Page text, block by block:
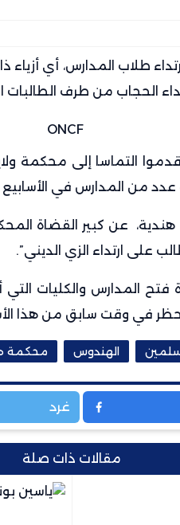
طلاب المدارس، أي أزياء
الحجاب من طرف
التماسا إلى محكمة
من المدارس في الأسابيع
عن كبير القضاة
على ارتداء الزي الديني”.
المدارس والكليات التي
في وقت سابق من هذا
الهندوس محكمة
غرد
مقالات ذات صلة